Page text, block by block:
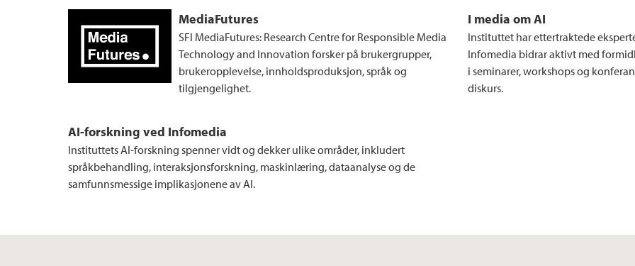
MediaFutures
SFI MediaFutures: Research Centre for Responsible Media
Technology and Innovation forsker på brukergrupper,
brukeropplevelse, innholdsproduksjon, språk og
tilgjengelighet.
I media om AI
Instituttet har ettertraktede
Infomedia bidrar aktivt med
i seminarer, workshops og
diskurs.
AI-forskning ved Infomedia
Instituttets AI-forskning spenner vidt og dekker ulike områder, inkludert
språkbehandling, interaksjonsforskning, maskinlæring, dataanalyse og de
samfunnsmessige implikasjonene av AI.